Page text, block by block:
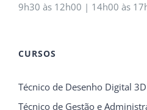
9h30 às 12h00 | 14h00 às
CURSOS
Técnico de Desenho Digital 3D
Técnico de Gestão e